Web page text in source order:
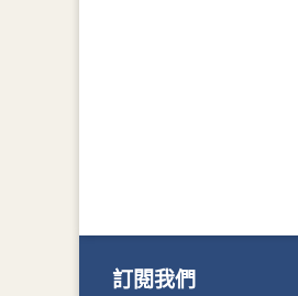
訂閱我們